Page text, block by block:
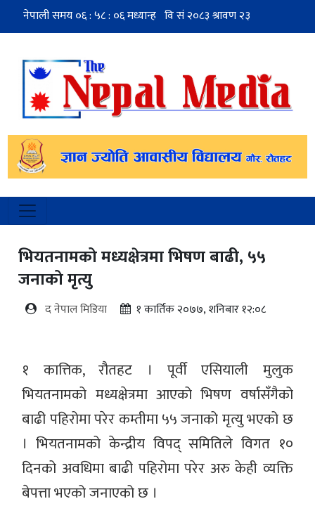
भियतनामको मध्यक्षेत्रमा भिषण बाढी, ५५
जनाको मृत्यु
द नेपाल मिडिया १ कार्तिक २०७७, शनिबार १२:०८
१ कात्तिक, रौतहट । पूर्वी एसियाली मुलुक
भियतनामको मध्यक्षेत्रमा आएको भिषण वर्षासँगैको
बाढी पहिरोमा परेर कम्तीमा ५५ जनाको मृत्यु भएको छ
। भियतनामको केन्द्रीय विपद् समितिले विगत १०
दिनको अवधिमा बाढी पहिरोमा परेर अरु केही व्यक्ति
बेपत्ता भएको जनाएको छ ।